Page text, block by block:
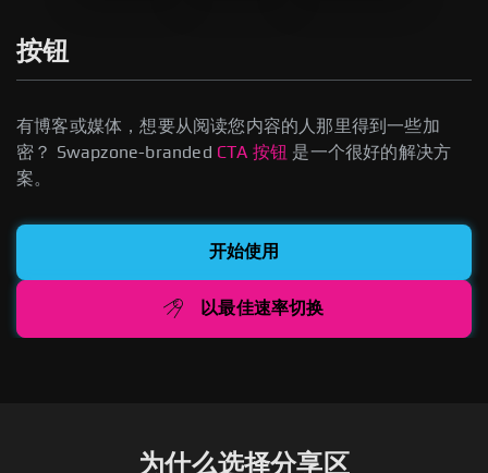
按钮
有博客或媒体，想要从阅读您内容的人那里得到一些加
密？ Swapzone-branded CTA 按钮 是一个很好的解决方
案。
开始使用
以最佳速率切换
为什么选择分享区